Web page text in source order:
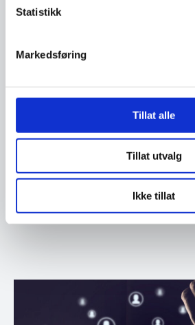
Statistikk
Markedsføring
Tillat alle
Tillat utvalg
Ikke tillat
LinkedIn
PayPal
Dropbox